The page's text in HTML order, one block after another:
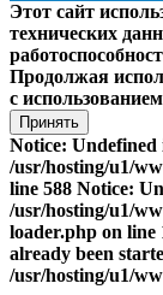
Этот сайт
технических
Продолжая
с
Принять
Notice:
/usr/hosting/u1/
line 588 Notice:
/usr/hosting/u1/
loader.php on line
already been
/usr/hosting/u1/